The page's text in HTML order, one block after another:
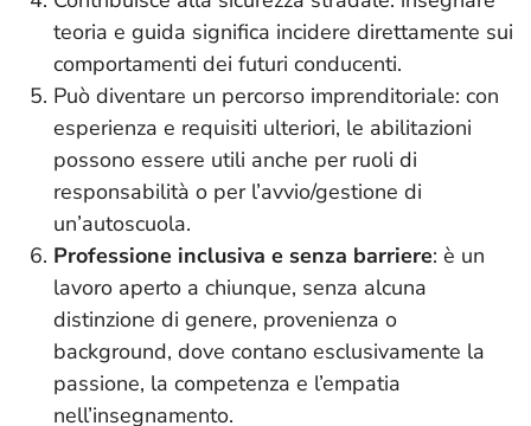
teoria e guida significa incidere direttamente sui
comportamenti dei futuri conducenti.
Può diventare un percorso imprenditoriale: con
esperienza e requisiti ulteriori, le abilitazioni
possono essere utili anche per ruoli di
responsabilità o per l’avvio/gestione di
un’autoscuola.
Professione inclusiva e senza barriere: è un
lavoro aperto a chiunque, senza alcuna
distinzione di genere, provenienza o
background, dove contano esclusivamente la
passione, la competenza e l’empatia
nell’insegnamento.